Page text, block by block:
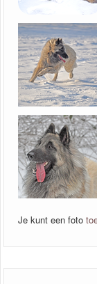
Je kunt een foto